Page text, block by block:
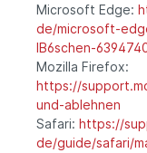
Microsoft Edge:
de/microsoft-
lB6schen-
Mozilla Firefox:
https://
und-ablehnen
Safari: https://
de/guide/safari/